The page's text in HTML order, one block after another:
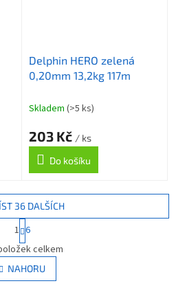
Delphin HERO zelená
0,20mm 13,2kg 117m
Skladem (>5 ks)
203 Kč / ks
Do košíku
O
v
l
á
36 DALŠÍCH
S
t
r
á
n
k
1 6
celkem
NAHORU